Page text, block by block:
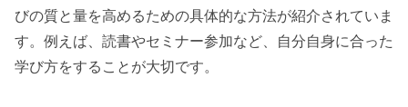
びの質と量を高めるための具体的な方法が紹介されていま
す。例えば、読書やセミナー参加など、自分自身に合った
学び方をすることが大切です。